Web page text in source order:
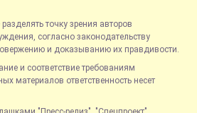
точку зрения авторов
согласно законодательству
и доказыванию их правдивости.
и соответствие требованиям
материалов ответственность несет